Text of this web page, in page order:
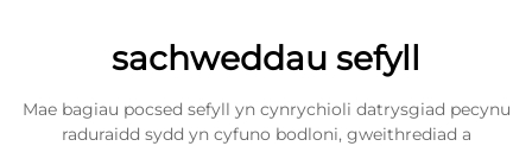
sachweddau sefyll
Mae bagiau pocsed sefyll yn cynrychioli datrysgiad pecynu
raduraidd sydd yn cyfuno bodloni, gweithrediad a